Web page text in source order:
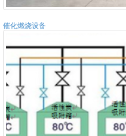
催化燃烧设备